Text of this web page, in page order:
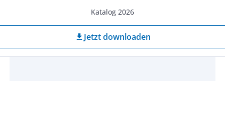
Katalog 2026
download Jetzt downloaden